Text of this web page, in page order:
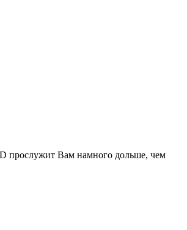
прослужит Вам намного дольше, чем